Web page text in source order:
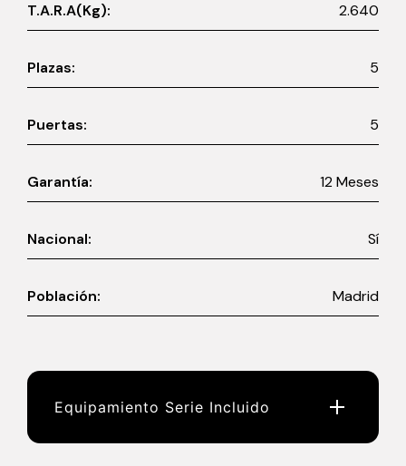
T.A.R.A(Kg): 2.640
Plazas: 5
Puertas: 5
Garantía: 12 Meses
Nacional: Sí
Población: Madrid
Equipamiento Serie Incluido